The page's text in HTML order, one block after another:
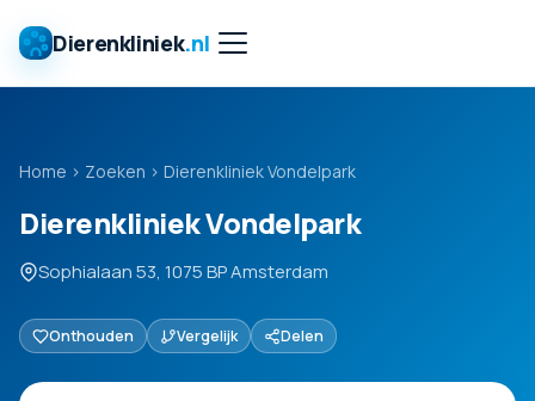
Dierenkliniek.nl
Home › Zoeken › Dierenkliniek Vondelpark
Dierenkliniek Vondelpark
Sophialaan 53, 1075 BP Amsterdam
Onthouden Vergelijk Delen